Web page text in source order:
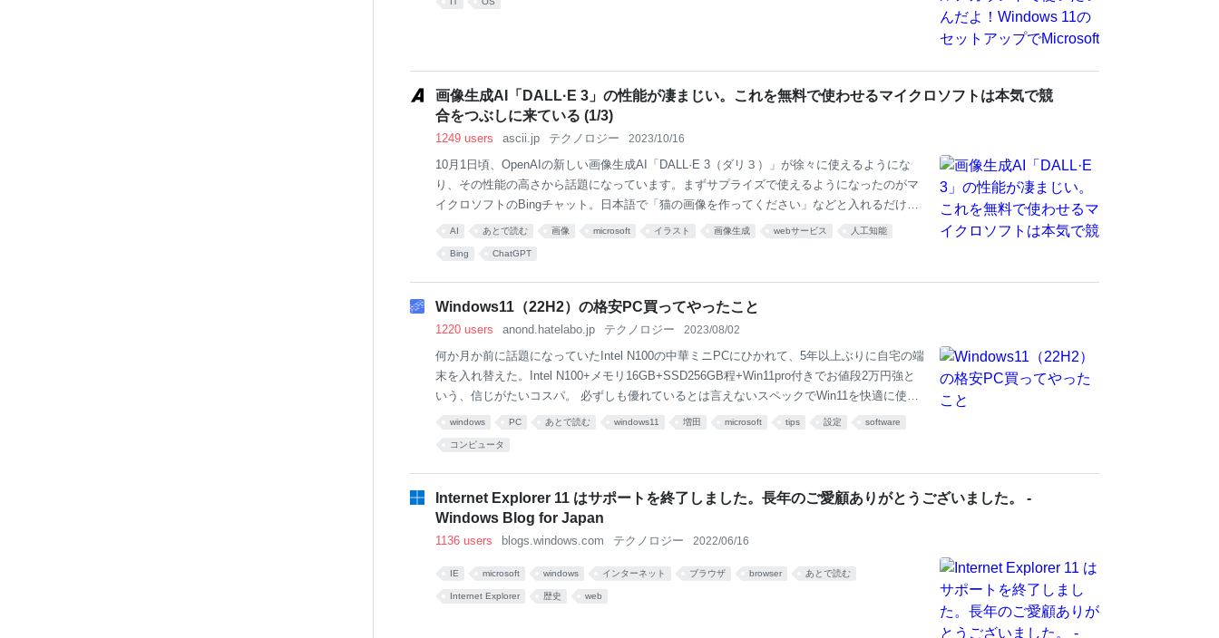
画像生成AI「DALL·E 3」の性能が凄まじい。これを無料で使わせるマイクロソフトは本気で競
合をつぶしに来ている (1/3)
1249 users ascii.jp テクノロジー 2023/10/16
10月1日頃、OpenAIの新しい画像生成AI「DALL·E 3（ダリ３）」が徐々に使えるようにな
り、その性能の高さから話題になっています。まずサプライズで使えるようになったのがマ
イクロソフトのBingチャット。日本語で「猫の画像を作ってください」などと入れるだけで
かわいい猫の画像が出てくると。これが無料で使えるのは衝撃的です。マイクロソフトが巨
女の子」が描ける！ なにより衝撃的だったのは、「アニメ風の少女と猫が遊んでいる姿を作
ってください」というリクエストに対し、一発で完璧な正解を出してきたことです。Stable
Diffusionだと苦手とされていた指も適切に描写されています。もうひとつの着目点はオブジ
AI あとで読む 画像 microsoft イラスト 画像生成 webサービス 人工知能
Bing ChatGPT
Windows11（22H2）の格安PC買ってやったこと
1220 users anond.hatelabo.jp テクノロジー 2023/08/02
何か月か前に話題になっていたIntel N100の中華ミニPCにひかれて、5年以上ぶりに自宅の端
末を入れ替えた。Intel N100+メモリ16GB+SSD256GB程+Win11pro付きでお値段2万円強と
いう、信じがたいコスパ。 必ずしも優れているとは言えないスペックでWin11を快適に使う
ために、買ってから最小限やった設定を書いておく。 ・前提端末OSには粛々とHWの管理だ
ウィジェットもBingへの導線も全部要らない！という人向け。 ※本当はhttps://anond.hatelab
o.jp/20191116220232さんのWindows11版の記事が出てればそれで事足りたのだけど、見つけ
られなかったので投
windows PC あとで読む windows11 増田 microsoft tips 設定 software
コンピュータ
Internet Explorer 11 はサポートを終了しました。長年のご愛顧ありがとうございました。 -
Windows Blog for Japan
1136 users blogs.windows.com テクノロジー 2022/06/16
IE microsoft windows インターネット ブラウザ browser あとで読む
Internet Explorer 歴史 web